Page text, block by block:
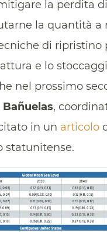
la perdita di
la quantità a
di ripristino
e lo
nel prossimo
Bañuelas,
in un articolo
statunitense.